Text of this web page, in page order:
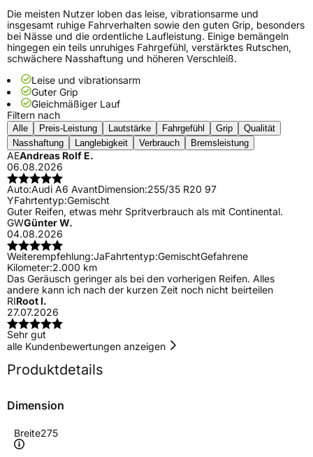
Die meisten Nutzer loben das leise, vibrationsarme und
insgesamt ruhige Fahrverhalten sowie den guten Grip, besonders
bei Nässe und die ordentliche Laufleistung. Einige bemängeln
hingegen ein teils unruhiges Fahrgefühl, verstärktes Rutschen,
schwächere Nasshaftung und höheren Verschleiß.
Leise und vibrationsarm
Guter Grip
Gleichmäßiger Lauf
Filtern nach
Alle Preis-Leistung Lautstärke Fahrgefühl Grip
Qualität
Nasshaftung
Langlebigkeit Verbrauch Bremsleistung
AEAndreas Rolf E.
06.08.2026
Auto:Audi A6 AvantDimension:255/35 R20 97
YFahrtentyp:Gemischt
Guter Reifen, etwas mehr Spritverbrauch als mit Continental.
GWGünter W.
04.08.2026
Weiterempfehlung:JaFahrtentyp:GemischtGefahrene
Kilometer:2.000 km
Das Geräusch geringer als bei den vorherigen Reifen. Alles
andere kann ich nach der kurzen Zeit noch nicht beirteilen
RIRoot I.
27.07.2026
Sehr gut
alle Kundenbewertungen anzeigen
Produktdetails
Dimension
Breite275